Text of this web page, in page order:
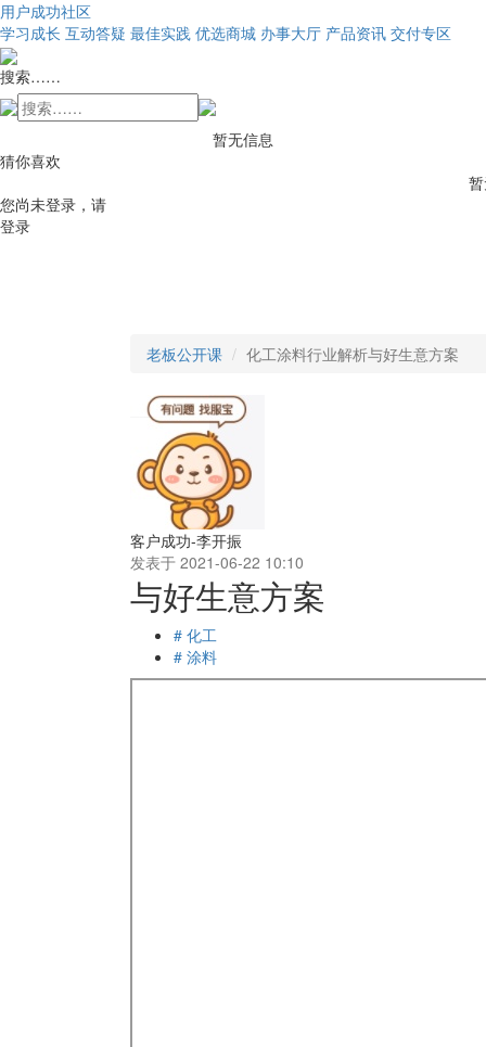
用户成功社区
学习成长 互动答疑 最佳实践 优选商城 办事大厅 产品资讯 交付专区
搜索……
暂无信息
猜你喜欢
您尚未登录，请
登录
老板公开课 化工涂料行业解析与好生意方案
客户成功-李开振
发表于 2021-06-22 10:10
与好生意方案
# 化工
# 涂料